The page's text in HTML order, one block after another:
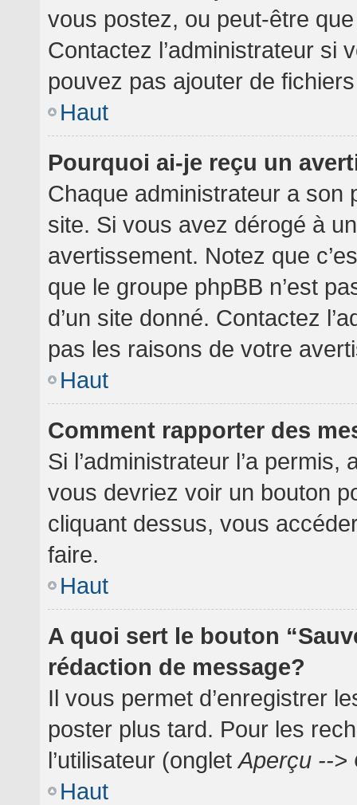
vous postez, ou peut-être
Contactez l’administrateur si
pouvez pas ajouter de
Haut
Pourquoi ai-je reçu un
Chaque administrateur a son
site. Si vous avez dérogé à
avertissement. Notez que
que le groupe phpBB n’est
d’un site donné. Contactez
pas les raisons de votre
Haut
Comment rapporter des
Si l’administrateur l’a
vous devriez voir un bouton
cliquant dessus, vous
faire.
Haut
A quoi sert le bouton
rédaction de message?
Il vous permet d’enregistrer
poster plus tard. Pour les
l’utilisateur (ongletAperçu -->
Haut